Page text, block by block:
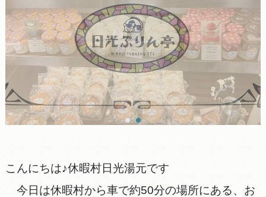
こんにちは♪休暇村日光湯元です
今日は休暇村から車で約50分の場所にある、お